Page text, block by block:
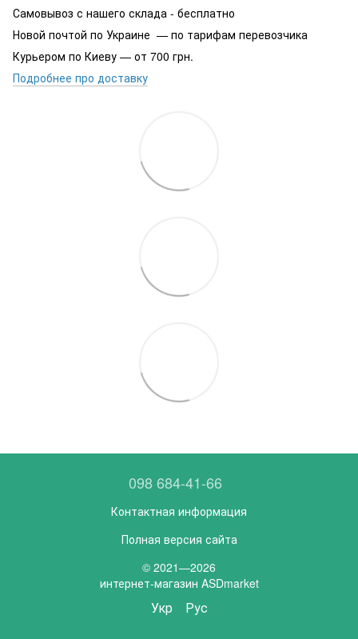
Самовывоз с нашего склада - бесплатно
Новой почтой по Украине — по тарифам перевозчика
Курьером по Киеву — от 700 грн.
Подробнее про доставку
098 684-41-66
Контактная информация
Полная версия сайта
© 2021—2026
интернет-магазин ASDmarket
Укр Рус